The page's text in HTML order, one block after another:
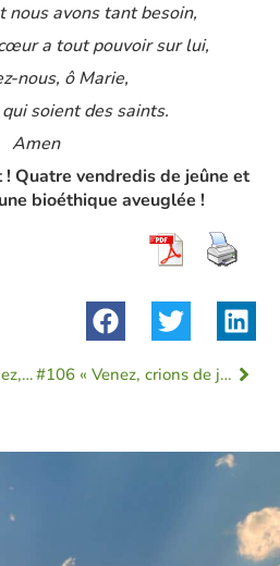
nous avons tant besoin,
a tout pouvoir sur lui,
nous, ô Marie,
soient des saints.
Amen
! Quatre vendredis de jeûne et
bioéthique aveuglée !
#104 « Il leur dit : Venez, et vous verrez. » #106 « Venez, crions de joie pour le Seigneur. »